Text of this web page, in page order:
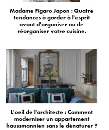
Madame Figaro Japon : Quatre
tendances à garder à l'esprit
avant d'organiser ou de
réorganiser votre cuisine.
L'oeil de l'architecte : Comment
moderniser un appartement
haussmannien sans le dénaturer ?